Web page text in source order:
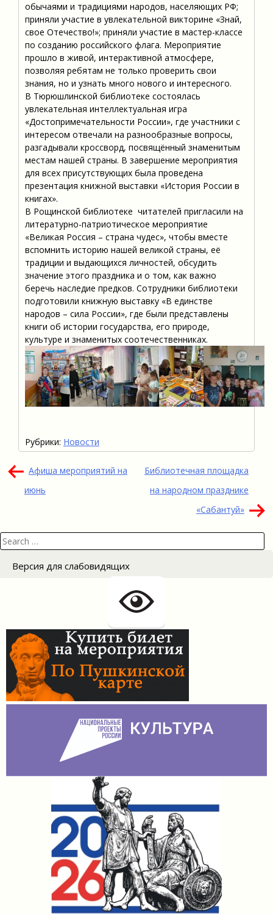
обычаями и традициями народов, населяющих РФ;
приняли участие в увлекательной викторине «Знай,
свое Отечество!»; приняли участие в мастер-классе
по созданию российского флага. Мероприятие
прошло в живой, интерактивной атмосфере,
позволяя ребятам не только проверить свои
знания, но и узнать много нового и интересного.
В Тюрюшлинской библиотеке состоялась
увлекательная интеллектуальная игра
«Достопримечательности России», где участники с
интересом отвечали на разнообразные вопросы,
разгадывали кроссворд, посвящённый знаменитым
местам нашей страны. В завершение мероприятия
для всех присутствующих была проведена
презентация книжной выставки «История России в
книгах».
В Рощинской библиотеке читателей пригласили на
литературно-патриотическое мероприятие
«Великая Россия – страна чудес», чтобы вместе
вспомнить историю нашей великой страны, её
традиции и выдающихся личностей, обсудить
значение этого праздника и о том, как важно
беречь наследие предков. Сотрудники библиотеки
подготовили книжную выставку «В единстве
народов – сила России», где были представлены
книги об истории государства, его природе,
культуре и знаменитых соотечественниках.
Рубрики: Новости
Навигация
по
Афиша мероприятий на
июнь
Библиотечная площадка
на народном празднике
«Сабантуй»
Search
for:
Версия для слабовидящих